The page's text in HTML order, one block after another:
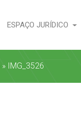
ESPAÇO JURÍDICO
» IMG_3526